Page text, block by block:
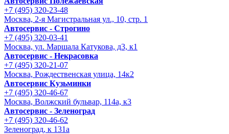
+7 (495) 320-23-48
Москва, 2-я Магистральная ул., 10, стр. 1
Автосервис - Строгино
+7 (495) 320-03-41
Москва, ул. Маршала Катукова, д3, к1
Автосервис - Некрасовка
+7 (495) 320-21-07
Москва, Рождественская улица, 14к2
Автосервис Кузьминки
+7 (495) 320-46-67
Москва, Волжский бульвар, 114а, к3
Автосервис - Зеленоград
+7 (495) 320-46-62
Зеленоград, к 131а